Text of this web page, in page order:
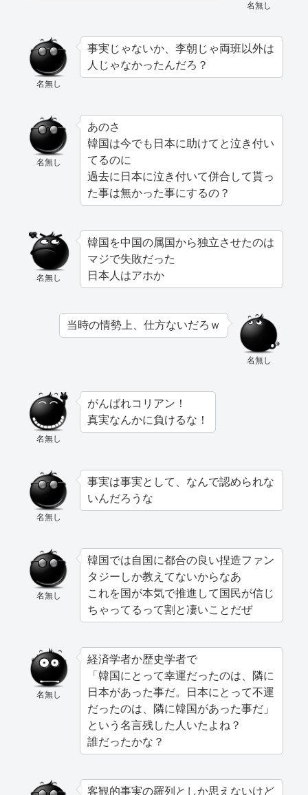
名無し
名無し
事実じゃないか、李朝じゃ両班以外は
人じゃなかったんだろ？
名無し
あのさ
韓国は今でも日本に助けてと泣き付い
てるのに
過去に日本に泣き付いて併合して貰っ
た事は無かった事にするの？
名無し
韓国を中国の属国から独立させたのは
マジで失敗だった
日本人はアホか
名無し
当時の情勢上、仕方ないだろｗ
名無し
がんばれコリアン！
真実なんかに負けるな！
名無し
事実は事実として、なんで認められな
いんだろうな
名無し
韓国では自国に都合の良い捏造ファン
タジーしか教えてないからなあ
これを国が本気で推進して国民が信じ
ちゃってるって割と凄いことだぜ
名無し
経済学者か歴史学者で
「韓国にとって幸運だったのは、隣に
日本があった事だ。日本にとって不運
だったのは、隣に韓国があった事だ」
という名言残した人いたよね？
誰だったかな？
客観的事実の羅列としか思えないけど